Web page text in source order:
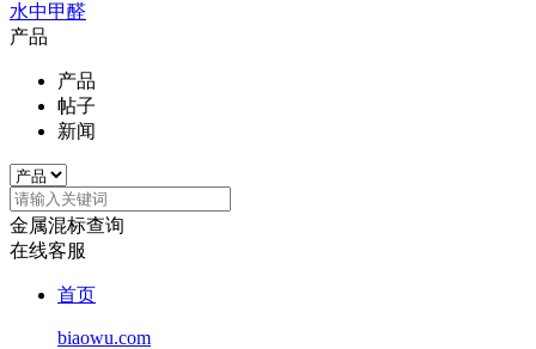
水中甲醛
产品
产品
帖子
新闻
金属混标查询
在线客服
首页
biaowu.com